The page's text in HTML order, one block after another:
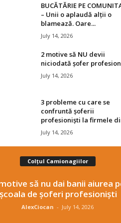
BUCĂTĂRIE PE
– Unii o aplaudă alții o
blamează. Oare...
July 14, 2026
2 motive să NU devii
niciodată șofer
July 14, 2026
3 probleme cu care se
confruntă șoferii
profesioniști la firmele
July 14, 2026
Colțul Camionagiilor
să nu dai banii aiurea
de șoferi profesioniști
AlexCiocan - July 14, 2026